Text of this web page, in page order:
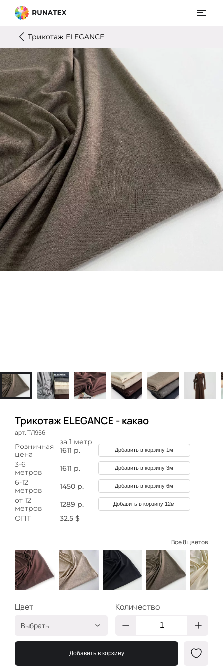
Трикотаж ELEGANCE
Трикотаж ELEGANCE - какао
арт. ТЛ956
за 1 метр
Розничная
цена
1611 р. Добавить в корзину 1м
3-6
метров
1611 р. Добавить в корзину 3м
6-12
метров
1450 р. Добавить в корзину 6м
от 12
метров
1289 р. Добавить в корзину 12м
ОПТ 32.5 $
Все 8 цветов
Цвет
Выбрать
шоколад
ТЛ954
ТЛ958
Количество
Добавить в корзину